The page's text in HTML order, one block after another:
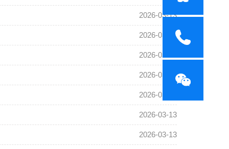
2026-03-13
2026-03-13
2026-03-13
2026-03-13
2026-03-13
2026-03-13
2026-03-13